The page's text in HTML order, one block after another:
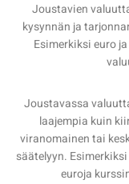
Joustavien
kysynnän ja
Esimerkiksi euro
Joustavassa
laajempia kuin
viranomainen tai
säätelyyn.
euroja